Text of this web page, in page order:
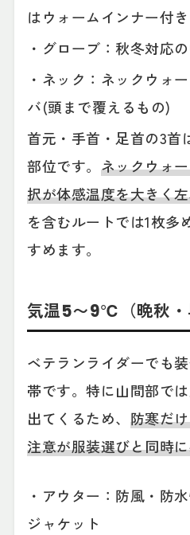
はウォームインナー付
・グローブ：秋冬対応
・ネック：ネックウォ
バ(頭まで覆えるもの)
首元・手首・足首の3首
部位です。 ネックウォ
択が体感温度を大きく
を含むルートでは1枚多
すめます。
気温5〜9℃（晩秋・
ベテランライダーでも
帯です。特に山間部で
出てくるため、 防寒だ
注意が服装選びと同時
・アウター：防風・防
ジャケット